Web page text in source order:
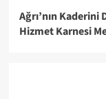
Ağrı’nın Kaderini
Hizmet Karnesi